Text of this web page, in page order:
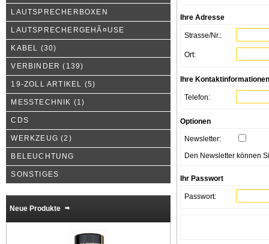
LAUTSPRECHERBOXEN
LAUTSPRECHERGEHÃ¤USE
KABEL (30)
VERBINDER (139)
19-ZOLL ARTIKEL (5)
MESSTECHNIK (1)
CDS
WERKZEUG (2)
BELEUCHTUNG
SONSTIGES
Neue Produkte
Ihre Adresse
Strasse/Nr.:
Ort:
Ihre Kontaktinformationen
Telefon:
Optionen
Newsletter:
Den Newsletter können
Ihr Passwort
Passwort: